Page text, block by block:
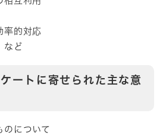
率的対応
ど
ートに寄せられた主な意
のについて